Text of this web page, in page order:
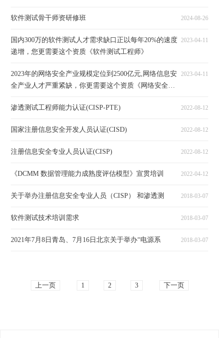
软件测试骨干师资研修班 2024-08-26
国内300万的软件测试人才需求缺口正以每年20%的速度
递增，您更需要这个资质《软件测试工程师》
2023-04-11
2023年的网络安全产业规模定位到2500亿元,网络信息安
全产业人才严重紧缺，你更需要这个资质《网络安全监
2023-04-11
渗透测试工程师能力认证(CISP-PTE) 2022-08-12
国家注册信息安全开发人员认证(CISD) 2022-08-12
注册信息安全专业人员认证(CISP) 2022-08-12
《DCMM 数据管理能力成熟度评估模型》宣贯培训 2022-04-12
关于举办注册信息安全专业人员（CISP） 和渗透测 2018-03-07
软件测试技术培训需求 2018-03-07
2021年7月8日青岛、7月16日北京关于举办“电源系 2018-03-07
上一页 1 2 3 下一页